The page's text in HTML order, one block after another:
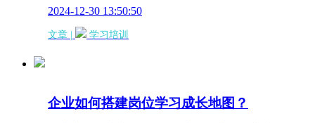
2024-12-30 13:50:50
文章 | 学习培训
企业如何搭建岗位学习成长地图？